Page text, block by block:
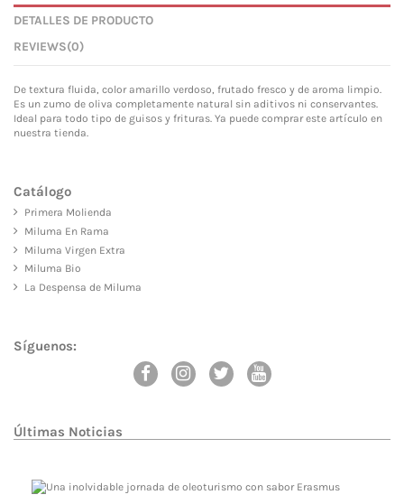
DETALLES DE PRODUCTO
REVIEWS(0)
De textura fluida, color amarillo verdoso, frutado fresco y de aroma limpio.
Es un zumo de oliva completamente natural sin aditivos ni conservantes.
Ideal para todo tipo de guisos y frituras. Ya puede comprar este artículo en
nuestra tienda.
Catálogo
Primera Molienda
Miluma En Rama
Miluma Virgen Extra
Miluma Bio
La Despensa de Miluma
Síguenos:
Últimas Noticias